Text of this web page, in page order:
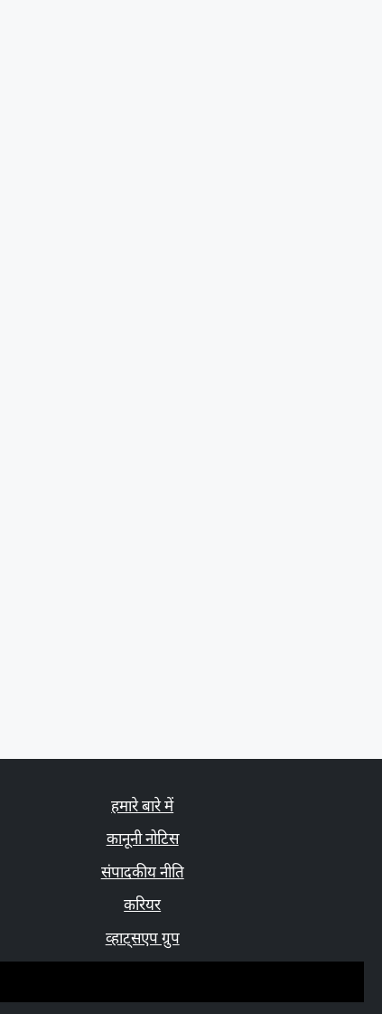
हमारे बारे में
कानूनी नोटिस
संपादकीय नीति
करियर
व्हाट्सएप ग्रुप